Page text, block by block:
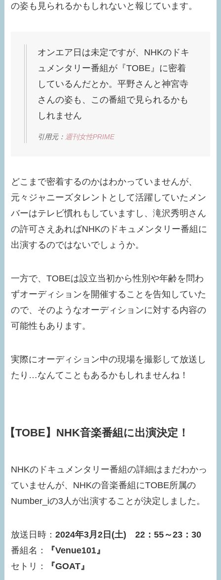
の姿も見られるかもしれないと報じています。
オンエア日は未定ですが、NHKのドキ
ュメンタリー番組が『TOBE』に密着
しているんだとか。平野さんと神宮寺
さんの姿も、この番組で見られるかも
しれません
引用元： 週刊女性PRIME
どこまで密着するのかはわかっていませんが、
元々ジャニーズタレントとして活躍していたメン
バーはテレビ慣れもしていますし、滝沢秀明さん
の許可さえあればNHKのドキュメンタリー番組に
出演するのではないでしょうか。
一方で、TOBEは設立当初から性別や年齢を問わ
ずオーディションを開催することを告知していた
ので、そのようなオーディションに対する内容の
可能性もあります。
実際にオーディション中の現場を撮影して放送し
たり…なんてこともあるかもしれませんね！
【TOBE】NHK音楽番組に出演決定！
NHKのドキュメンタリー番組の詳細はまだわかっ
ていませんが、NHKの音楽番組にTOBE所属の
Number_iの3人が出演することが決定しました。
放送日時：2024年3月2日(土) 22：55～23：30
番組名：
『Venue101』
セトリ：
『GOAT』